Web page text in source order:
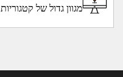
מגוון גדול של קטגוריות